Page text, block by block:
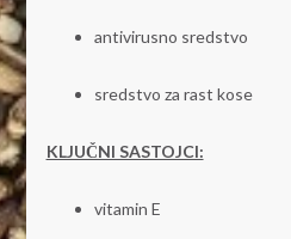
antivirusno sredstvo
sredstvo za rast kose
KLJUČNI SASTOJCI:
vitamin E